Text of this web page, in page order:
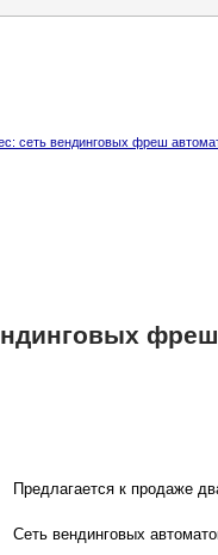
сеть вендинговых фреш
Предлагается к продаже
Сеть вендинговых